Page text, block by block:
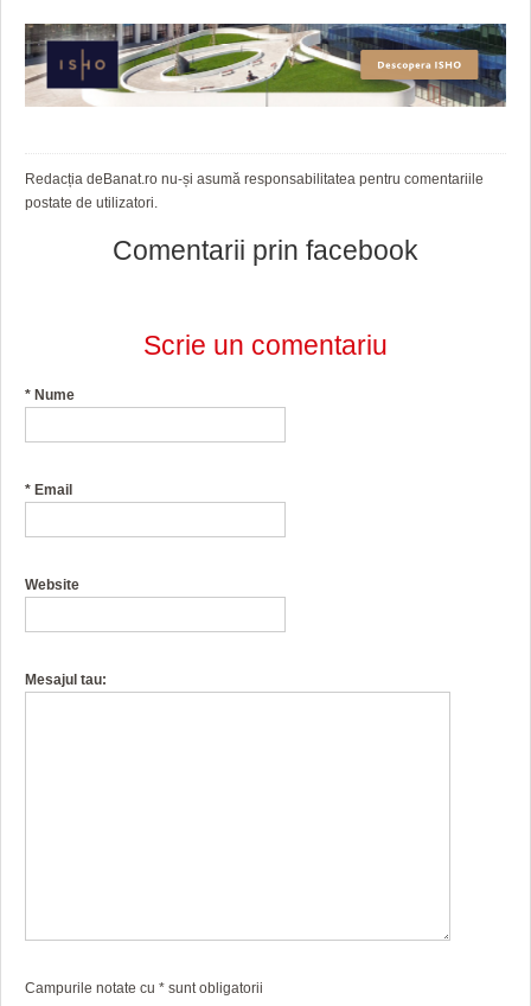
LICEE, ŞCOLI ŞI GRĂDINIŢE DIN TIMIŞ
SFATURI JURIDICE
Redacția deBanat.ro nu-și asumă responsabilitatea pentru comentariile
postate de utilizatori.
Comentarii prin facebook
Scrie un comentariu
* Nume
* Email
Website
Mesajul tau:
Campurile notate cu * sunt obligatorii